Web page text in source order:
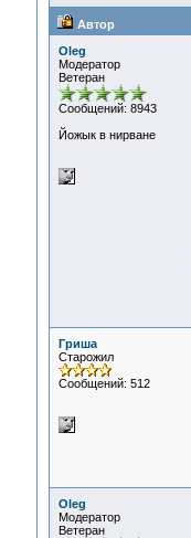
Автор
Oleg
Модератор
Ветеран
Сообщений: 8943
Йожык в нирване
Гриша
Старожил
Сообщений: 512
Oleg
Модератор
Ветеран